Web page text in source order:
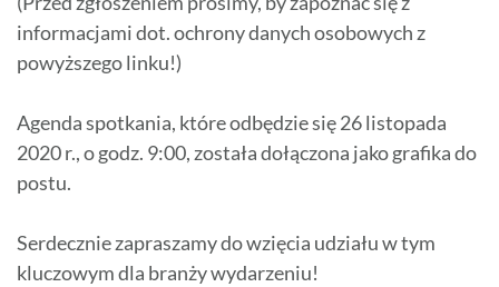
informacjami dot. ochrony danych osobowych z
powyższego linku!)
Agenda spotkania, które odbędzie się 26 listopada
2020 r., o godz. 9:00, została dołączona jako grafika do
postu.
Serdecznie zapraszamy do wzięcia udziału w tym
kluczowym dla branży wydarzeniu!